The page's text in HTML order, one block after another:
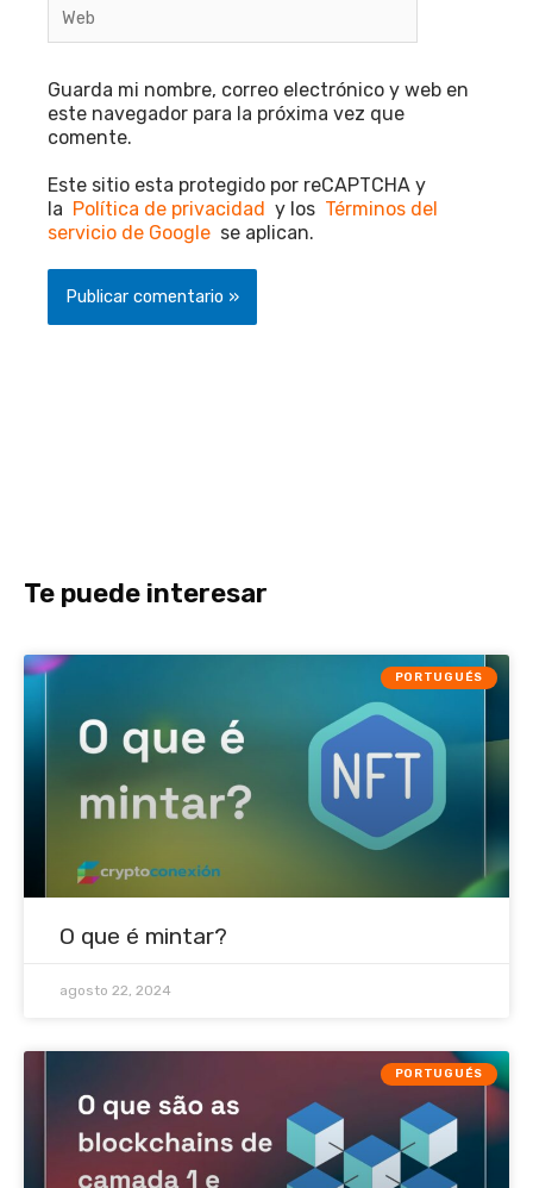
Guarda mi nombre, correo electrónico y web en
este navegador para la próxima vez que
comente.
Este sitio esta protegido por reCAPTCHA y
la Política de privacidad y los Términos del
servicio de Google se aplican.
Te puede interesar
PORTUGUÉS
O que é mintar?
agosto 22, 2024
PORTUGUÉS